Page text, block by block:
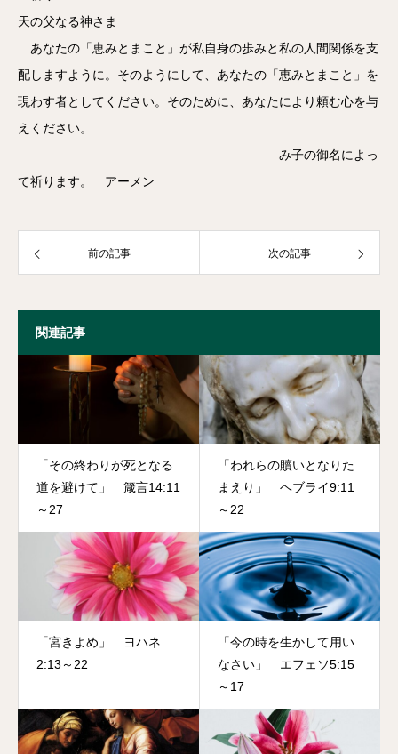
天の父なる神さま
あなたの「恵みとまこと」が私自身の歩みと私の人間関係を支
配しますように。そのようにして、あなたの「恵みとまこと」を
現わす者としてください。そのために、あなたにより頼む心を与
えください。
み子の御名によっ
て祈ります。 アーメン
前の記事 次の記事
関連記事
「その終わりが死となる
道を避けて」 箴言14:11
～27
「われらの贖いとなりた
まえり」 ヘブライ9:11
～22
「宮きよめ」 ヨハネ
2:13～22
「今の時を生かして用い
なさい」 エフェソ5:15
～17